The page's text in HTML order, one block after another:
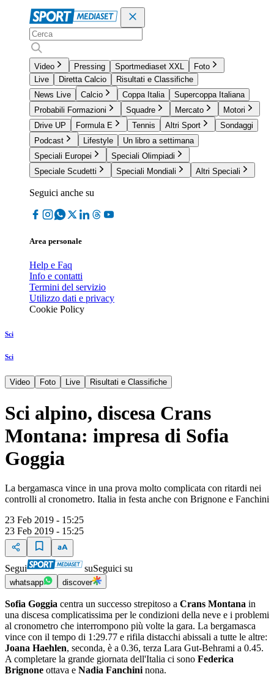
Video Pressing Sportmediaset XXL
Foto
Live
Diretta Calcio
Risultati e Classifiche
News Live
Calcio Coppa Italia
Supercoppa Italiana
Probabili Formazioni
Squadre Mercato
Motori
Drive UP
Formula E Tennis Altri Sport
Sondaggi
Podcast
Lifestyle
Un libro a settimana
Speciali Europei
Speciali Olimpiadi
Speciale Scudetti
Speciali Mondiali Altri Speciali
Seguici anche su
Area personale
Help e Faq
Info e contatti
Termini del servizio
Utilizzo dati e privacy
Cookie Policy
Sci
Sci
Video Foto Live Risultati e Classifiche
Sci alpino, discesa Crans
Montana: impresa di Sofia
Goggia
La bergamasca vince in una prova molto complicata con ritardi nei
controlli al cronometro. Italia in festa anche con Brignone e Fanchini
23 Feb 2019 - 15:25
23 Feb 2019 - 15:25
Segui suSeguici su
whatsapp discover
Sofia Goggia centra un successo strepitoso a Crans Montana in
una discesa complicatissima per le condizioni della neve e i problemi
al cronometro che interrompono più volte la gara. La bergamasca
vince con il tempo di 1:29.77 e rifila distacchi abissali a tutte le altre:
Joana Haehlen, seconda, è a 0.36, terza Lara Gut-Behrami a 0.45.
A completare la grande giornata dell'Italia ci sono Federica
Brignone ottava e Nadia Fanchini nona.